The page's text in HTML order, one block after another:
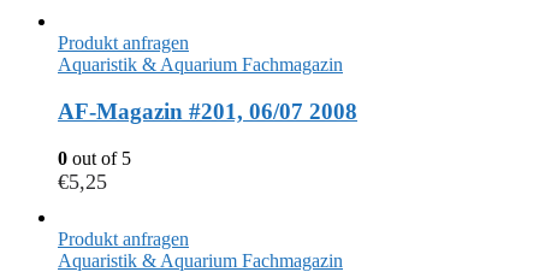
Produkt anfragen
Aquaristik & Aquarium Fachmagazin
AF-Magazin #201, 06/07 2008
0 out of 5
€5,25
Produkt anfragen
Aquaristik & Aquarium Fachmagazin